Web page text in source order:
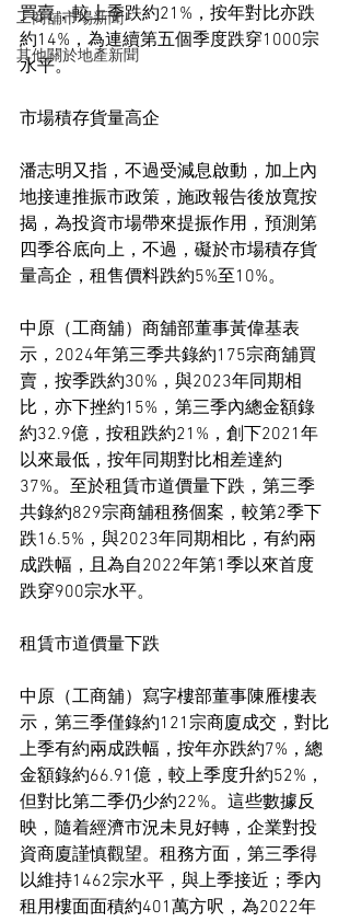
工商舖市場新聞
其他關於地產新聞
買賣，較上季跌約21%，按年對比亦跌
約14%，為連續第五個季度跌穿1000宗
水平。
市場積存貨量高企
潘志明又指，不過受減息啟動，加上內
地接連推振市政策，施政報告後放寬按
揭，為投資市場帶來提振作用，預測第
四季谷底向上，不過，礙於市場積存貨
量高企，租售價料跌約5%至10%。
中原（工商舖）商舖部董事黃偉基表
示，2024年第三季共錄約175宗商舖買
賣，按季跌約30%，與2023年同期相
比，亦下挫約15%，第三季內總金額錄
約32.9億，按租跌約21%，創下2021年
以來最低，按年同期對比相差達約
37%。至於租賃市道價量下跌，第三季
共錄約829宗商舖租務個案，較第2季下
跌16.5%，與2023年同期相比，有約兩
成跌幅，且為自2022年第1季以來首度
跌穿900宗水平。
租賃市道價量下跌
中原（工商舖）寫字樓部董事陳雁樓表
示，第三季僅錄約121宗商廈成交，對比
上季有約兩成跌幅，按年亦跌約7%，總
金額錄約66.91億，較上季度升約52%，
但對比第二季仍少約22%。這些數據反
映，隨着經濟市況未見好轉，企業對投
資商廈謹慎觀望。租務方面，第三季得
以維持1462宗水平，與上季接近；季內
租用樓面面積約401萬方呎，為2022年